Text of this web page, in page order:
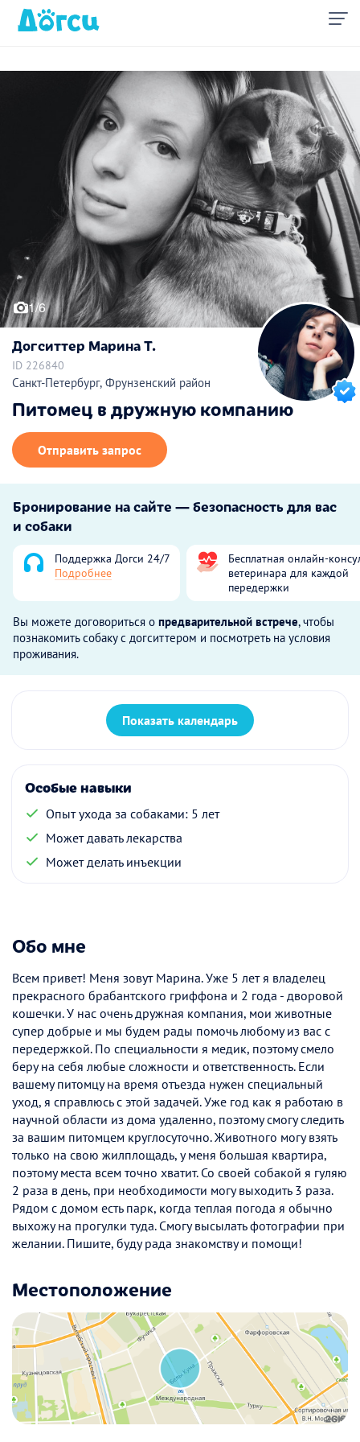
1/6
Догситтер Марина Т.
ID 226840
Санкт-Петербург, Фрунзенский район
Питомец в дружную компанию
Отправить запрос
Бронирование на сайте — безопасность для вас
и собаки
Поддержка Догси 24/7
Подробнее
Бесплатная онлайн-
ветеринара для каждой
передержки
Вы можете договориться о предварительной встрече, чтобы
познакомить собаку с догситтером и посмотреть на условия
проживания.
Показать календарь
Особые навыки
Опыт ухода за собаками: 5 лет
Может давать лекарства
Может делать инъекции
Обо мне
Всем привет! Меня зовут Марина. Уже 5 лет я владелец
прекрасного брабантского гриффона и 2 года - дворовой
кошечки. У нас очень дружная компания, мои животные
супер добрые и мы будем рады помочь любому из вас с
передержкой. По специальности я медик, поэтому смело
беру на себя любые сложности и ответственность. Если
вашему питомцу на время отъезда нужен специальный
уход, я справлюсь с этой задачей. Уже год как я работаю в
научной области из дома удаленно, поэтому смогу следить
за вашим питомцем круглосуточно. Животного могу взять
только на свою жилплощадь, у меня большая квартира,
поэтому места всем точно хватит. Со своей собакой я гуляю
2 раза в день, при необходимости могу выходить 3 раза.
Рядом с домом есть парк, когда теплая погода я обычно
выхожу на прогулки туда. Смогу высылать фотографии при
желании. Пишите, буду рада знакомству и помощи!
Местоположение